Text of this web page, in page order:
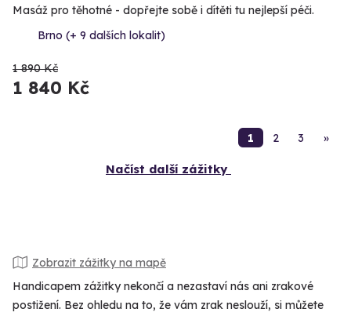
Masáž pro těhotné - dopřejte sobě i dítěti tu nejlepší péči.
Brno (+ 9 dalších lokalit)
1 890 Kč
1 840 Kč
1 2 3 »
Načíst další zážitky
Zobrazit zážitky na mapě
Handicapem zážitky nekončí a nezastaví nás ani zrakové
postižení. Bez ohledu na to, že vám zrak neslouží, si můžete